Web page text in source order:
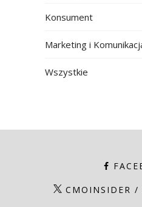
Konsument
Marketing i
Wszystkie
CMOINSIDER /